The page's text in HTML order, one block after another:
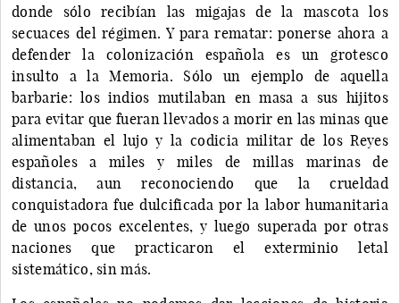
donde sólo recibían las migajas de la mascota los
secuaces del régimen. Y para rematar: ponerse ahora a
defender la colonización española es un grotesco
insulto a la Memoria. Sólo un ejemplo de aquella
barbarie: los indios mutilaban en masa a sus hijitos
para evitar que fueran llevados a morir en las minas que
alimentaban el lujo y la codicia militar de los Reyes
españoles a miles y miles de millas marinas de
distancia, aun reconociendo que la crueldad
conquistadora fue dulcificada por la labor humanitaria
de unos pocos excelentes, y luego superada por otras
naciones que practicaron el exterminio letal
sistemático, sin más.